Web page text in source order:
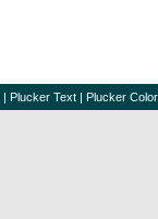
| Plucker Text | Plucker Color